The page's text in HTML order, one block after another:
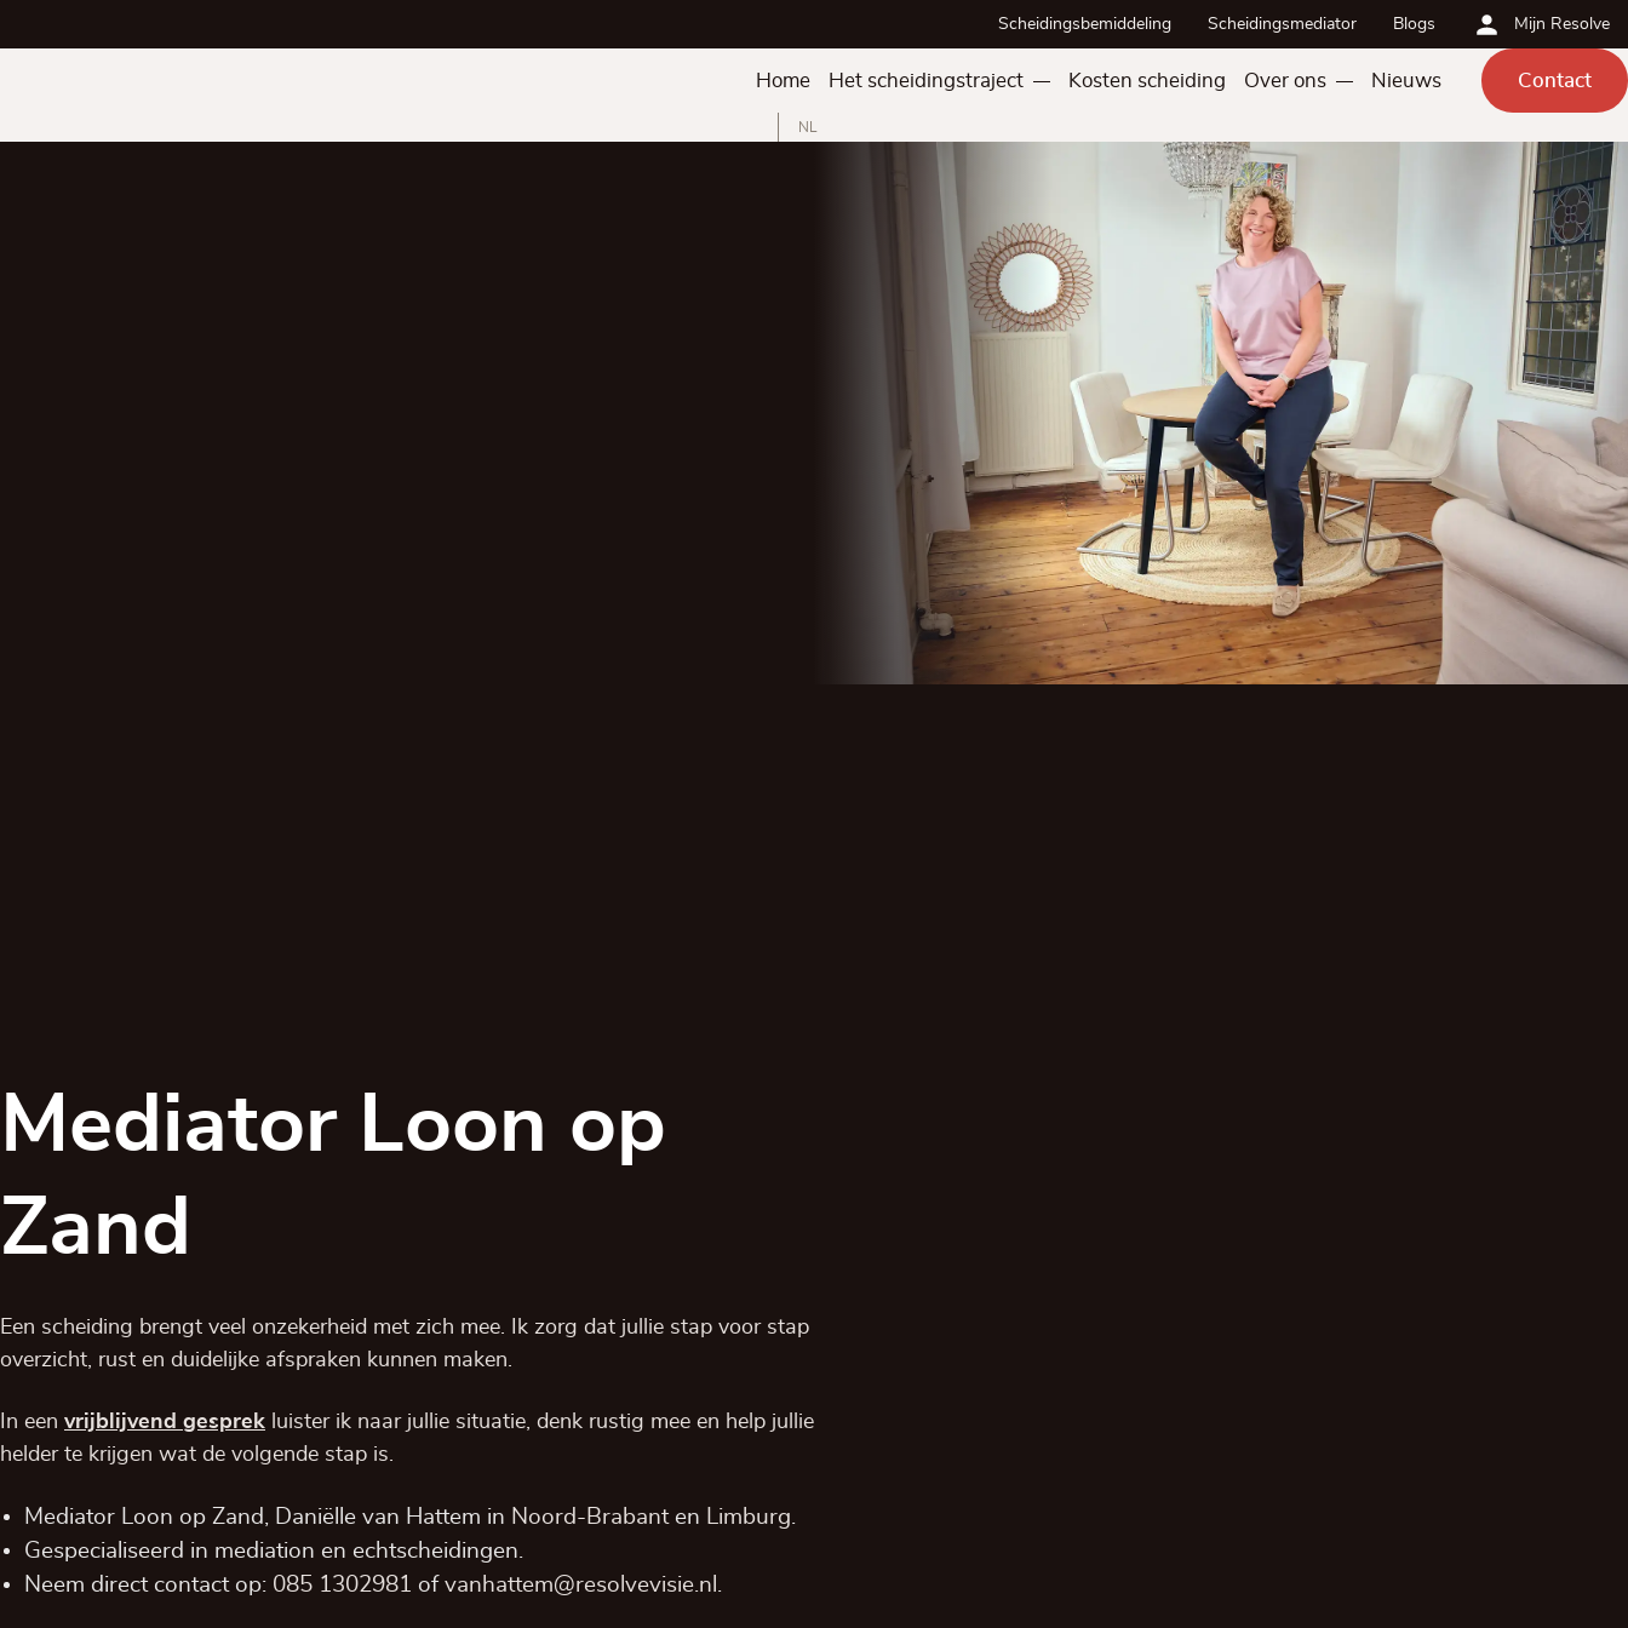
Scheidingsbemiddeling Scheidingsmediator Blogs Mijn Resolve
Home Het scheidingstraject Kosten scheiding Over ons Nieuws Contact
NL
Mediator Loon op
Zand
Een scheiding brengt veel onzekerheid met zich mee. Ik zorg dat jullie stap voor stap
overzicht, rust en duidelijke afspraken kunnen maken.
In een vrijblijvend gesprek luister ik naar jullie situatie, denk rustig mee en help jullie
helder te krijgen wat de volgende stap is.
Mediator Loon op Zand, Daniëlle van Hattem in Noord-Brabant en Limburg
Gespecialiseerd in mediation en echtscheidingen.
Neem direct contact op: 085 1302981 of vanhattem@resolvevisie.nl